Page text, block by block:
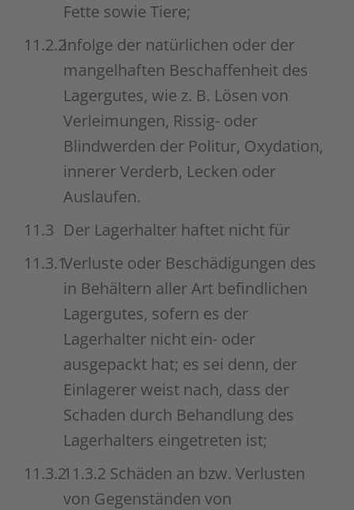
Fette sowie Tiere;
11.2.2infolge der natürlichen oder der
mangelhaften Beschaffenheit des
Lagergutes, wie z. B. Lösen von
Verleimungen, Rissig- oder
Blindwerden der Politur, Oxydation,
innerer Verderb, Lecken oder
Auslaufen.
11.3 Der Lagerhalter haftet nicht für
11.3.1Verluste oder Beschädigungen des
in Behältern aller Art befindlichen
Lagergutes, sofern es der
Lagerhalter nicht ein- oder
ausgepackt hat; es sei denn, der
Einlagerer weist nach, dass der
Schaden durch Behandlung des
Lagerhalters eingetreten ist;
11.3.211.3.2 Schäden an bzw. Verlusten
von Gegenständen von